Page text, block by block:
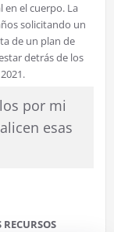
el cuerpo. La
solicitando un
de un plan de
detrás de los
por mi
esas